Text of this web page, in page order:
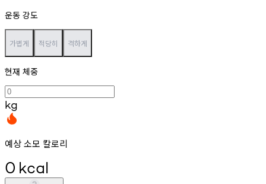
운동 강도
가볍게 적당히 격하게
현재 체중
kg
예상 소모 칼로리
0 kcal